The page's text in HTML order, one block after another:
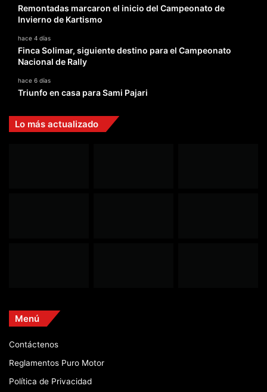
Remontadas marcaron el inicio del Campeonato de
Invierno de Kartismo
hace 4 días
Finca Solimar, siguiente destino para el Campeonato
Nacional de Rally
hace 6 días
Triunfo en casa para Sami Pajari
Lo más actualizado
Menú
Contáctenos
Reglamentos Puro Motor
Política de Privacidad